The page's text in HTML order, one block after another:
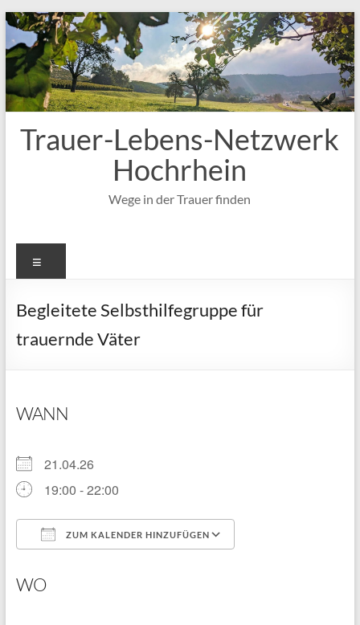
Zum
Inhalt
springen
Trauer-Lebens-Netzwerk
Hochrhein
Wege in der Trauer finden
Begleitete Selbsthilfegruppe für
trauernde Väter
WANN
21.04.26
19:00 - 22:00
ZUM KALENDER HINZUFÜGEN
WO